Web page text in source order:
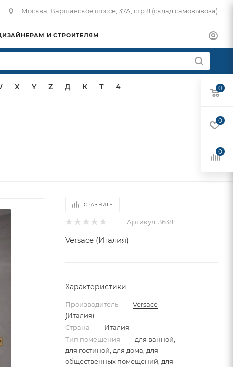
Москва, Варшавское шоссе, 37А, стр.8 (склад самовывоза)
И СТРОИТЕЛЯМ
X Y Z Д К Т 4
СРАВНИТЬ
Артикул: 3638
Versace (Италия)
Характеристики
Производитель — Versace
(Италия)
Страна — Италия
Тип помещения — для ванной,
для гостиной, для дома, для
общественных помещений, для
0
0
0